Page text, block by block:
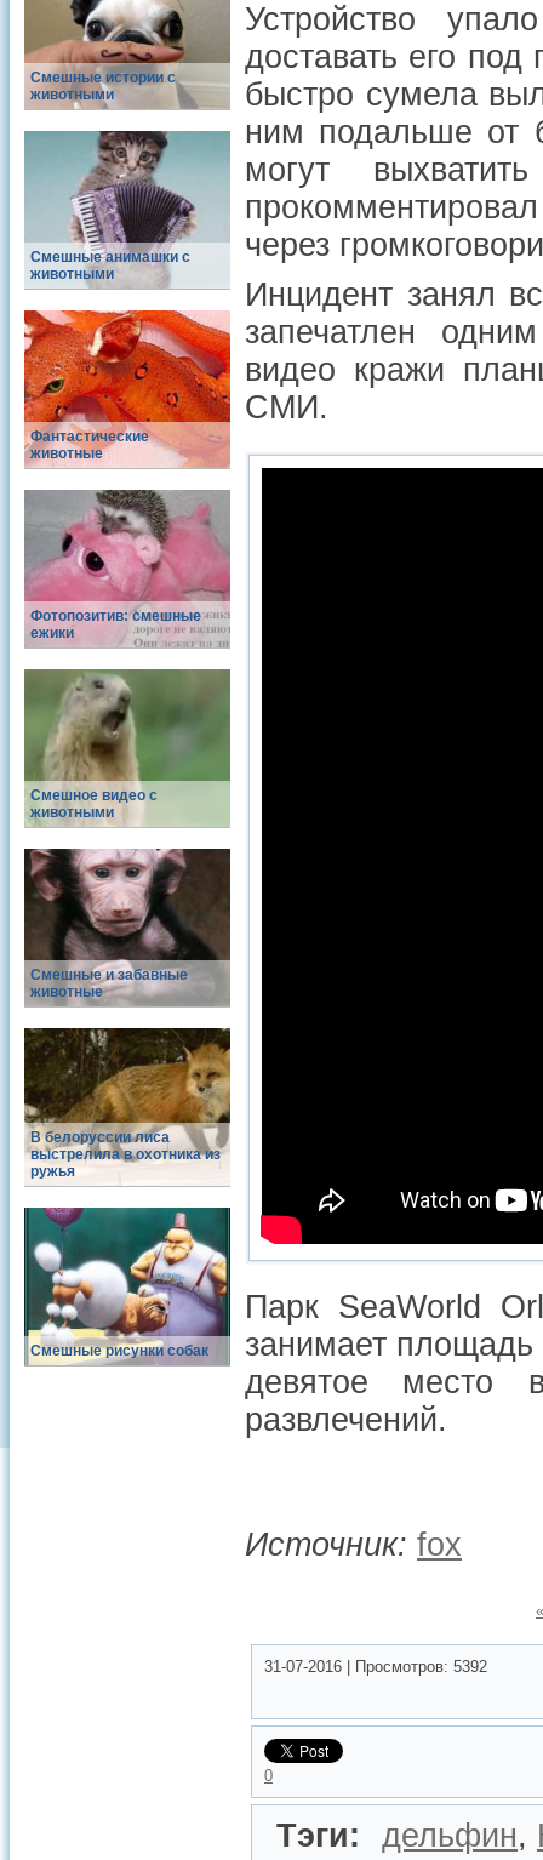
Смешные истории с
животными
Смешные анимашки с
животными
Фантастические
животные
Фотопозитив: смешные
ежики
Смешное видео с
животными
Смешные и забавные
животные
В белоруссии лиса
выстрелила в охотника из
ружья
Смешные рисунки собак
Устройство
доставать его
быстро сумела
ним подальше от
могут
через
Инцидент занял
запечатлен
видео кражи
СМИ.
Парк SeaWorld
занимает площадь
девятое место
развлечений.
Источник: fox
31-07-2016 Просмотров: 5392
0
Тэги: дельфин,